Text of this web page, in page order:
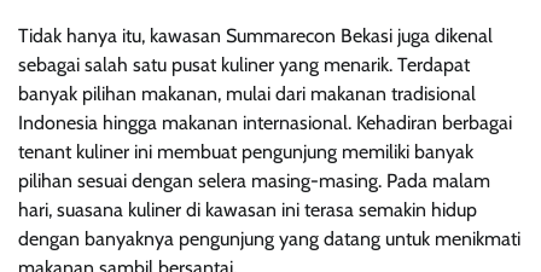
Tidak hanya itu, kawasan Summarecon Bekasi juga dikenal
sebagai salah satu pusat kuliner yang menarik. Terdapat
banyak pilihan makanan, mulai dari makanan tradisional
Indonesia hingga makanan internasional. Kehadiran berbagai
tenant kuliner ini membuat pengunjung memiliki banyak
pilihan sesuai dengan selera masing-masing. Pada malam
hari, suasana kuliner di kawasan ini terasa semakin hidup
dengan banyaknya pengunjung yang datang untuk menikmati